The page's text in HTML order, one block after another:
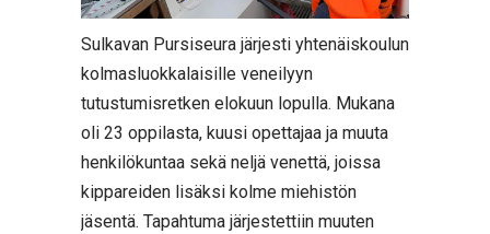
Sulkavan Pursiseura järjesti yhtenäiskoulun
kolmasluokkalaisille veneilyyn
tutustumisretken elokuun lopulla. Mukana
oli 23 oppilasta, kuusi opettajaa ja muuta
henkilökuntaa sekä neljä venettä, joissa
kippareiden lisäksi kolme miehistön
jäsentä. Tapahtuma järjestettiin muuten